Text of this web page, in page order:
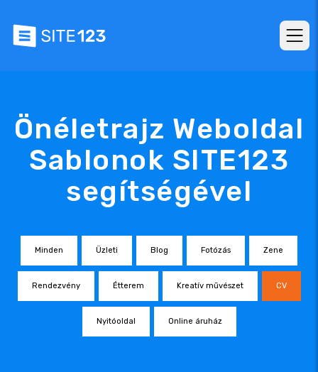
Önéletrajz Weboldal
Sablonok SITE123
segítségével
Minden Üzleti Blog Fotózás Zene
Rendezvény Étterem Kreatív művészet CV
Nyitóoldal Online áruház